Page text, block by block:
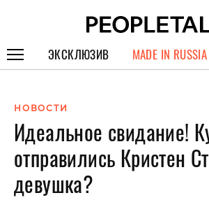
ЭКСКЛЮЗИВ
СПЕЦПРОЕКТЫ
ИНТЕРВЬЮ
ПОКОЛЕНИЕ
MADE IN RUSSIA
НОВОСТИ
Идеальное свидание!
отправились Кристен
девушка?